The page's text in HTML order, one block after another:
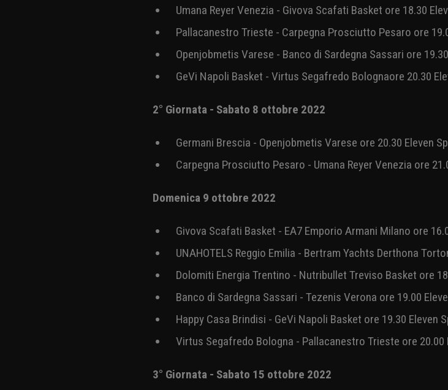
Domenica 2 ottobre 2022
Bertram Yachts Derthona Tortona - Dolomiti Energia
Tezenis Verona - Happy Casa Brindisiore 17.30 Eleven
EA7 Emporio Armani Milano - Germani Bresciaore 18.15
Umana Reyer Venezia - Givova Scafati Basket ore 18.30
Openjobmetis Varese - Banco di Sardegna Sassari ore
GeVi Napoli Basket - Virtus Segafredo Bolognaore 20.30
Germani Brescia - Openjobmetis Varese ore 20.30 Eleven
Carpegna Prosciutto Pesaro - Umana Reyer Venezia ore
Domenica 9 ottobre 2022
Givova Scafati Basket - EA7 Emporio Armani Milano ore
UNAHOTELS Reggio Emilia - Bertram Yachts Derthona
Dolomiti Energia Trentino - Nutribullet Treviso Basket ore